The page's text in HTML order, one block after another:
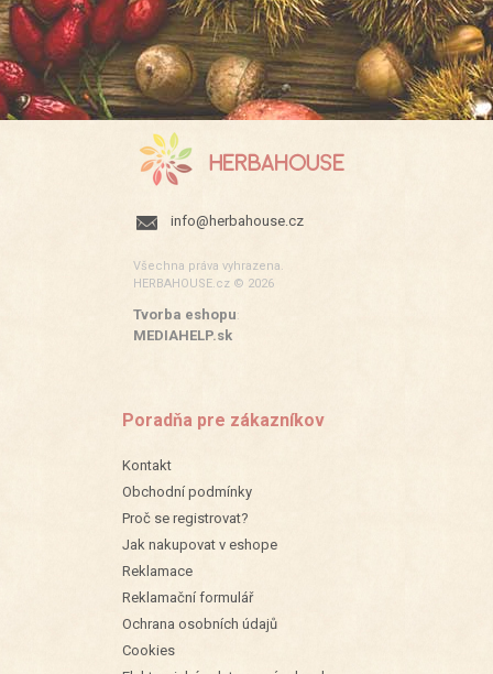
info@herbahouse.cz
Všechna práva vyhrazena.
HERBAHOUSE.cz © 2026
Tvorba eshopu:
MEDIAHELP.sk
Poradňa pre zákazníkov
Kontakt
Obchodní podmínky
Proč se registrovat?
Jak nakupovat v eshope
Reklamace
Reklamační formulář
Ochrana osobních údajů
Cookies